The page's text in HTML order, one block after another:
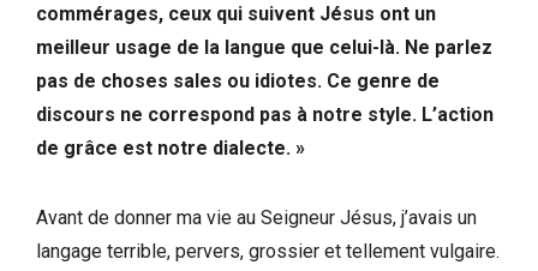
commérages, ceux qui suivent Jésus ont un
meilleur usage de la langue que celui-là. Ne parlez
pas de choses sales ou idiotes. Ce genre de
discours ne correspond pas à notre style. L’action
de grâce est notre dialecte. »
Avant de donner ma vie au Seigneur Jésus, j’avais un
langage terrible, pervers, grossier et tellement vulgaire.